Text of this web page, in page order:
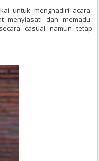
untuk menghadiri acara-
menyiasati dan memadu-
casual namun tetap